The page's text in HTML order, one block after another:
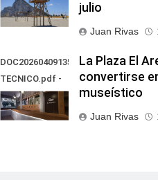
julio
Juan Rivas
DOC20260409135851PROYECTO
TECNICO.pdf -
60
La Plaza El
convertirse
museístico
Juan Rivas